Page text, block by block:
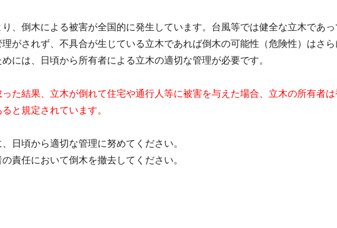
、倒木による被害が全国的に発生しています。台風等では健全な立木であ
がされず、不具合が生じている立木であれば倒木の可能性（危険性）はさ
には、日頃から所有者による立木の適切な管理が必要です。
た結果、立木が倒れて住宅や通行人等に被害を与えた場合、立木の所有者
と規定されています。
日頃から適切な管理に努めてください。
責任において倒木を撤去してください。